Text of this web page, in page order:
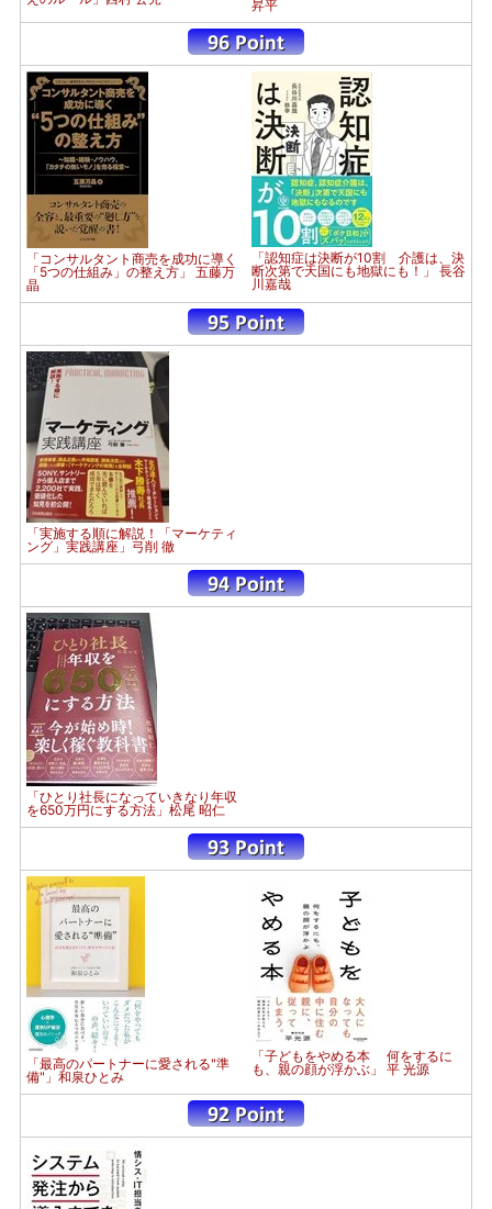
昇平
「コンサルタント商売を成功に導く
「5つの仕組み」の整え方」 五藤万
晶
「認知症は決断が10割 介護は、決
断次第で天国にも地獄にも！」 長谷
川嘉哉
「実施する順に解説！「マーケティ
ング」実践講座」弓削 徹
「ひとり社長になっていきなり年収
を650万円にする方法」松尾 昭仁
「最高のパートナーに愛される"準
備"」和泉ひとみ
「子どもをやめる本 何をするに
も、親の顔が浮かぶ」 平 光源